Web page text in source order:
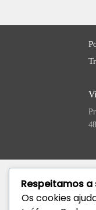
Respeitamos
Os cookies